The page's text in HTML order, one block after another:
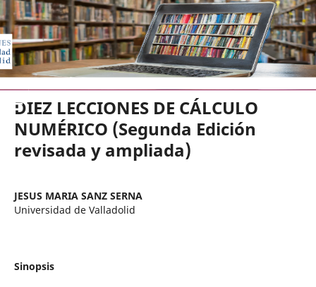
EDICIONES UNIVERSIDAD DE
DIEZ LECCIONES DE CÁLCULO
NUMÉRICO (Segunda Edición
revisada y ampliada)
JESUS MARIA SANZ SERNA
Universidad de Valladolid
Sinopsis